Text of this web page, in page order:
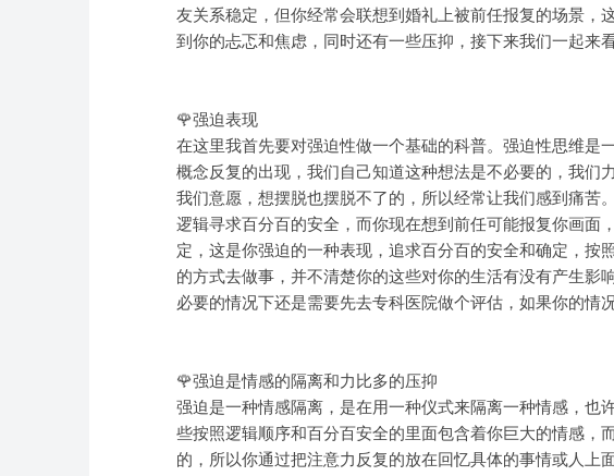
友关系稳定，但你经常会联想到婚礼上被前任报复的场景，
到你的忐忑和焦虑，同时还有一些压抑，接下来我们一起来
🌹强迫表现
在这里我首先要对强迫性做一个基础的科普。强迫性思维是
概念反复的出现，我们自己知道这种想法是不必要的，我们
我们意愿，想摆脱也摆脱不了的，所以经常让我们感到痛苦
逻辑寻求百分百的安全，而你现在想到前任可能报复你画面
定，这是你强迫的一种表现，追求百分百的安全和确定，按
的方式去做事，并不清楚你的这些对你的生活有没有产生影
必要的情况下还是需要先去专科医院做个评估，如果你的情
🌹强迫是情感的隔离和力比多的压抑
强迫是一种情感隔离，是在用一种仪式来隔离一种情感，也
些按照逻辑顺序和百分百安全的里面包含着你巨大的情感，
的，所以你通过把注意力反复的放在回忆具体的事情或人上